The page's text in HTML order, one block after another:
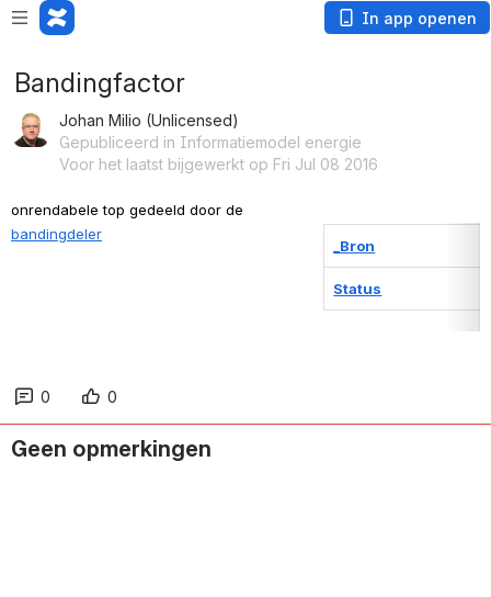
In app openen
Bandingfactor
Johan Milio (Unlicensed)
Gepubliceerd in Informatiemodel energie
Voor het laatst bijgewerkt op Fri Jul 08 2016
bandingdeler
_Bron
Status
0 0
Geen opmerkingen